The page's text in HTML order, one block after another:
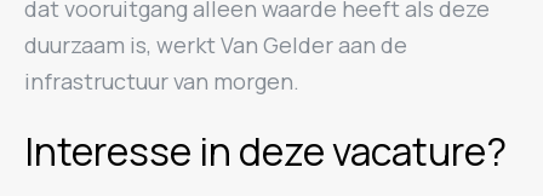
dat vooruitgang alleen waarde heeft als deze
duurzaam is, werkt Van Gelder aan de
infrastructuur van morgen.
Interesse in deze vacature?